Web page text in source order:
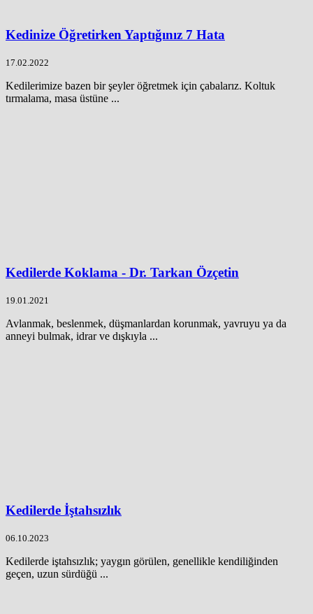
Kedinize Öğretirken Yaptığınız 7 Hata
17.02.2022
Kedilerimize bazen bir şeyler öğretmek için çabalarız. Koltuk
tırmalama, masa üstüne ...
Kedilerde Koklama - Dr. Tarkan Özçetin
19.01.2021
Avlanmak, beslenmek, düşmanlardan korunmak, yavruyu ya da
anneyi bulmak, idrar ve dışkıyla ...
Kedilerde İştahsızlık
06.10.2023
Kedilerde iştahsızlık; yaygın görülen, genellikle kendiliğinden
geçen, uzun sürdüğü ...